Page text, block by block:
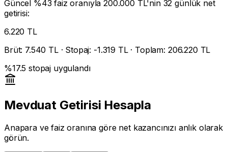
Güncel %43 faiz oranıyla200.000 TL'nin 32 günlük net
getirisi:
6.220 TL
Brüt: 7.540 TL · Stopaj: -1.319 TL · Toplam: 206.220 TL
%17.5 stopaj uygulandı
Mevduat Getirisi Hesapla
Anapara ve faiz oranına göre net kazancınızı anlık olarak
görün.